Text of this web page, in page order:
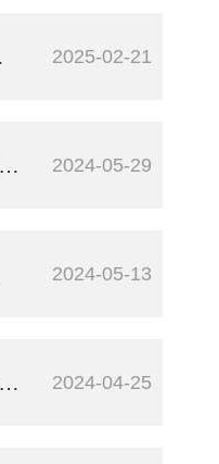
2025-02-21
2024-05-29
2024-05-13
2024-04-25